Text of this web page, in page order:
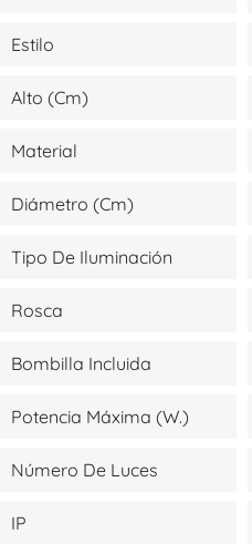
Estilo
Alto (cm)
Material
Diámetro (cm)
Tipo De Iluminación
Rosca
Bombilla Incluida
Potencia Máxima (W.)
Número De Luces
IP